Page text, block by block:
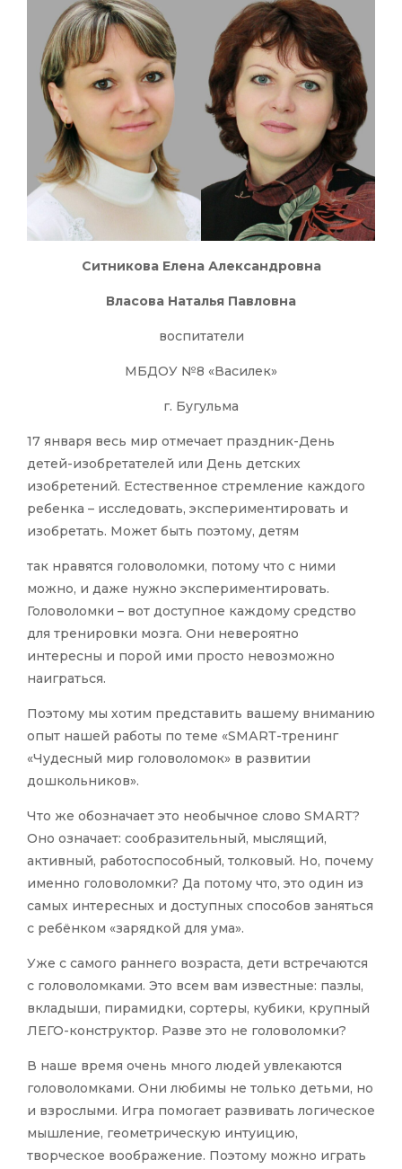
Ситникова Елена Александровна
Власова Наталья Павловна
воспитатели
МБДОУ №8 «Василек»
г. Бугульма
17 января весь мир отмечает праздник-День
детей-изобретателей или День детских
изобретений. Естественное стремление каждого
ребенка – исследовать, экспериментировать и
изобретать. Может быть поэтому, детям
​так нравятся головоломки, потому что с ними
можно, и даже нужно экспериментировать.
Головоломки – вот доступное каждому средство
для тренировки мозга. Они невероятно
интересны и порой ими просто невозможно
наиграться.
Поэтому мы хотим представить вашему вниманию
опыт нашей работы по теме «SМАRТ-тренинг
«Чудесный мир головоломок» в развитии
дошкольников».
Что же обозначает это необычное слово SМАRТ?
Оно означает: сообразительный, мыслящий,
активный, работоспособный, толковый. Но, почему
именно головоломки? Да потому что, это один из
самых интересных и доступных способов заняться
с ребёнком «зарядкой для ума».
Уже с самого раннего возраста, дети встречаются
с головоломками. Это всем вам известные: пазлы,
вкладыши, пирамидки, сортеры, кубики, крупный
ЛЕГО-конструктор. Разве это не головоломки?
В наше время очень много людей увлекаются
головоломками. Они любимы не только детьми, но
и взрослыми. Игра помогает развивать логическое
мышление, геометрическую интуицию,
творческое воображение. Поэтому можно играть